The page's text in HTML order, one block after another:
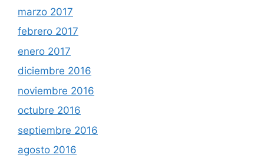
marzo 2017
febrero 2017
enero 2017
diciembre 2016
noviembre 2016
octubre 2016
septiembre 2016
agosto 2016